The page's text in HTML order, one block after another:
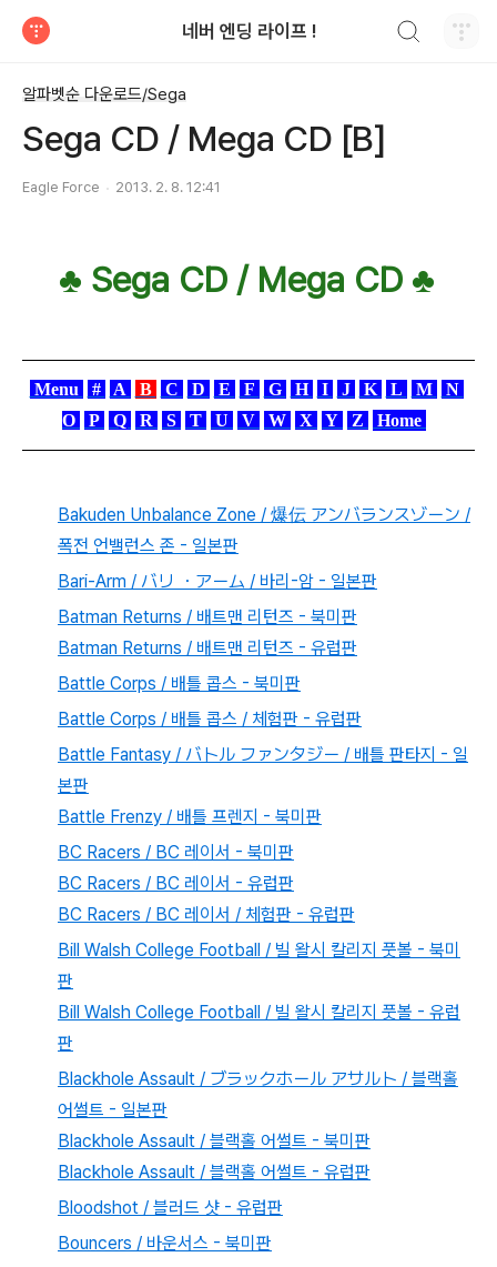
네버 엔딩 라이프 !
알파벳순 다운로드/Sega
Sega CD / Mega CD [B]
Eagle Force 2013. 2. 8. 12:41
♣ Sega CD / Mega CD♣
Menu # A B C D E F G H I J K L M
N
O
P Q R S T U V W X Y Z Home
Bakuden Unbalance Zone / 爆伝 アンバランスゾーン /
폭전 언밸런스 존 - 일본판
Bari-Arm / バリ ・アーム / 바리-암 - 일본판
Batman Returns / 배트맨 리턴즈 - 북미판
Batman Returns / 배트맨 리턴즈 - 유럽판
Battle Corps / 배틀 콥스 - 북미판
Battle Corps / 배틀 콥스 / 체험판 - 유럽판
Battle Fantasy / バトル ファンタジー / 배틀 판타지 - 일
본판
Battle Frenzy / 배틀 프렌지 - 북미판
BC Racers / BC 레이서 - 북미판
BC Racers / BC 레이서 - 유럽판
BC Racers / BC 레이서 / 체험판 - 유럽판
Bill Walsh College Football / 빌 왈시 칼리지 풋볼 - 북미
판
Bill Walsh College Football / 빌 왈시 칼리지 풋볼 - 유럽
판
Blackhole Assault / ブラックホール アサルト / 블랙홀
어썰트 - 일본판
Blackhole Assault / 블랙홀 어썰트 - 북미판
Blackhole Assault / 블랙홀 어썰트 - 유럽판
Bloodshot / 블러드 샷 - 유럽판
Bouncers / 바운서스 - 북미판